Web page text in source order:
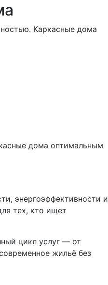
Каркасные дома
дома оптимальным
энергоэффективности и
тех, кто ищет
цикл услуг — от
жильё без